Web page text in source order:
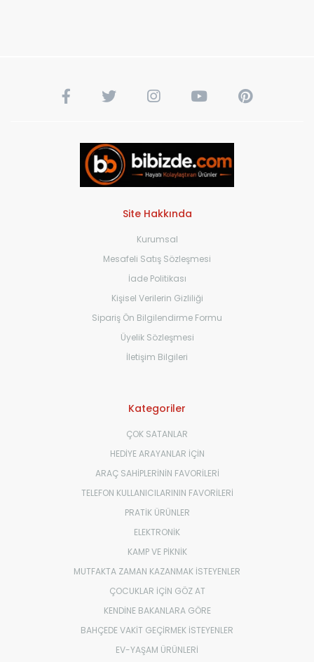
Site Hakkında
Kurumsal
Mesafeli Satış Sözleşmesi
İade Politikası
Kişisel Verilerin Gizliliği
Sipariş Ön Bilgilendirme Formu
Üyelik Sözleşmesi
İletişim Bilgileri
Kategoriler
ÇOK SATANLAR
HEDİYE ARAYANLAR İÇİN
ARAÇ SAHİPLERİNİN FAVORİLERİ
TELEFON KULLANICILARININ FAVORİLERİ
PRATİK ÜRÜNLER
ELEKTRONİK
KAMP VE PİKNİK
MUTFAKTA ZAMAN KAZANMAK İSTEYENLER
ÇOCUKLAR İÇİN GÖZ AT
KENDİNE BAKANLARA GÖRE
BAHÇEDE VAKİT GEÇİRMEK İSTEYENLER
EV-YAŞAM ÜRÜNLERİ